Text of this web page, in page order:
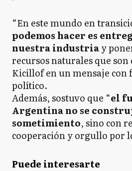
“En este mundo en
podemos hacer es
nuestra industriay
recursos naturales que son
Kicillof en un mensaje con
político.
Además, sostuvo que “el
Argentina no se
sometimiento, sino con
cooperación y orgullo por
Puede interesarte